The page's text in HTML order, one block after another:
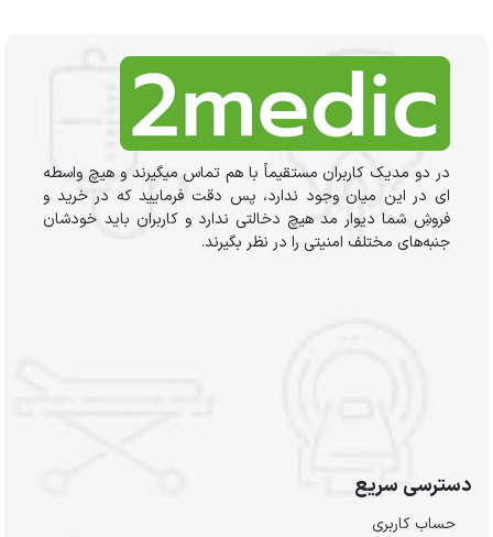
در دو مدیک کاربران مستقیماً با هم تماس میگیرند و هیچ واسطه
ای در این میان وجود ندارد، پس دقت فرمایید که در خرید و
فروشِ شما دیوار مد هیچ دخالتی ندارد و کاربران باید خودشان
جنبه‌های مختلف امنیتی را در نظر بگیرند.
دسترسی سریع
حساب کاربری